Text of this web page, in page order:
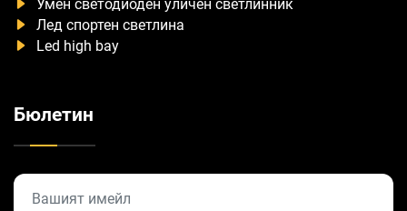
Умен светодиоден уличен светлинник
Лед спортен светлина
Led high bay
Бюлетин